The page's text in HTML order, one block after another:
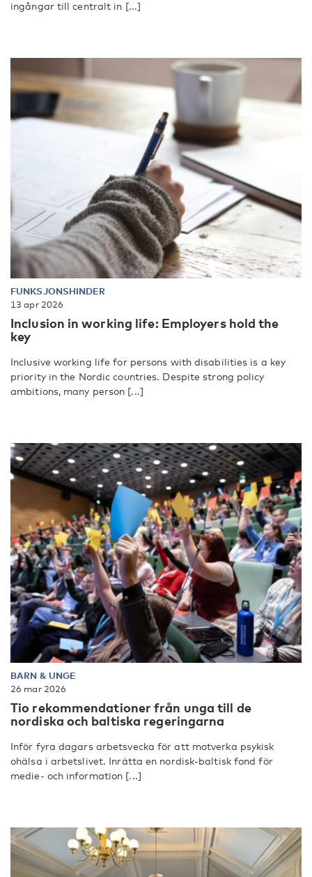
ingångar till centralt in [...]
FUNKSJONSHINDER
13 apr 2026
Inclusion in working life: Employers hold the
key
Inclusive working life for persons with disabilities is a key
priority in the Nordic countries. Despite strong policy
ambitions, many person [...]
BARN & UNGE
26 mar 2026
Tio rekommendationer från unga till de
nordiska och baltiska regeringarna
Inför fyra dagars arbetsvecka för att motverka psykisk
ohälsa i arbetslivet. Inrätta en nordisk-baltisk fond för
medie- och information [...]